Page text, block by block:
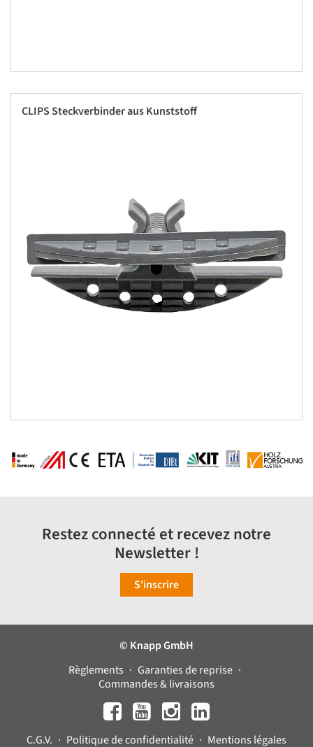
CLIPS Steckverbinder aus Kunststoff
Restez connecté et recevez notre
Newsletter !
S'inscrire
© Knapp GmbH
Règlements
Garanties de reprise
Commandes & livraisons
C.G.V. Politique de confidentialité Mentions légales